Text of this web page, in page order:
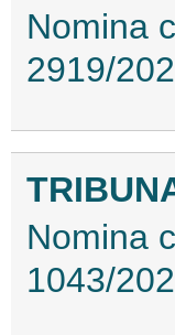
Nomina
2919/
Nomina
1043/